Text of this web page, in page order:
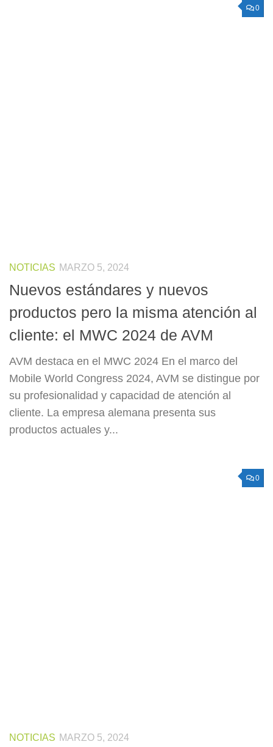
0
NOTICIAS MARZO 5, 2024
Nuevos estándares y nuevos
productos pero la misma atención al
cliente: el MWC 2024 de AVM
AVM destaca en el MWC 2024 En el marco del
Mobile World Congress 2024, AVM se distingue por
su profesionalidad y capacidad de atención al
cliente. La empresa alemana presenta sus
productos actuales y...
0
NOTICIAS MARZO 5, 2024